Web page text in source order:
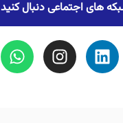
های اجتماعی دنبال کنید